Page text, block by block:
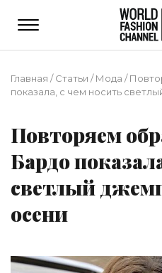
Главная /Статьи /Мода /
показала, с чем носить
Повторяем
Бардо
светлый
осени